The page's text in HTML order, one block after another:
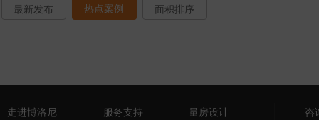
最新发布 热点案例 面积排序
走进博洛尼 服务支持 量房设计 咨